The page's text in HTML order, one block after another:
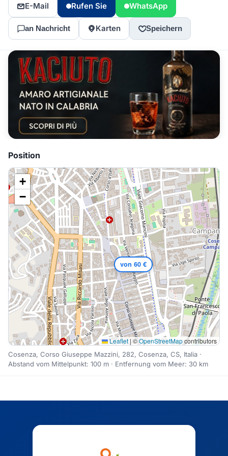
E-Mail Rufen Sie WhatsApp
an Nachricht Karten Speichern
Position
von 60 €
+
−
Leaflet | ©OpenStreetMapcontributors
Cosenza, Corso Giuseppe Mazzini, 282, Cosenza, CS, Italia ·
Abstand vom Mittelpunkt: 100 m · Entfernung vom Meer: 30 km